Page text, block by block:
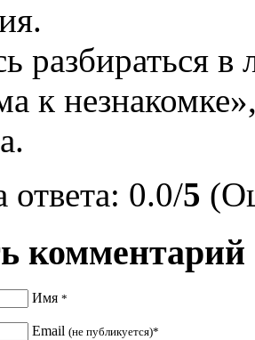
разбираться
к
ответа: 0.0/5
комментарий
Имя *
Email (не публикуется)*